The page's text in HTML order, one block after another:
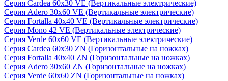
Серия Cardea 60х30 VE (Вертикальные электрические)
Серия Adero 30х60 VE (Вертикальные электрические)
Серия Fortalla 40х40 VE (Вертикальные электрические)
Серия Mono 42 VE (Вертикальные электрические)
Серия Verde 60х60 VE (Вертикальные электрические)
Серия Cardea 60х30 ZN (Горизонтальные на ножках)
Серия Fortalla 40х40 ZN (Горизонтальные на ножках)
Серия Adero 30х60 ZN (Горизонтальные на ножках)
Серия Verde 60х60 ZN (Горизонтальные на ножках)